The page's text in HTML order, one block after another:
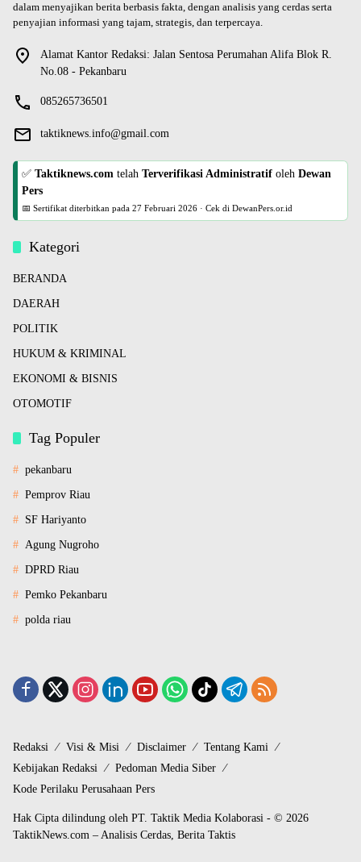
dalam menyajikan berita berbasis fakta, dengan analisis yang cerdas serta
penyajian informasi yang tajam, strategis, dan terpercaya.
Alamat Kantor Redaksi: Jalan Sentosa Perumahan Alifa Blok R.
No.08 - Pekanbaru
085265736501
taktiknews.info@gmail.com
✅ Taktiknews.com telah Terverifikasi Administratif oleh Dewan
Pers
📅 Sertifikat diterbitkan pada 27 Februari 2026 · Cek di DewanPers.or.id
Kategori
BERANDA
DAERAH
POLITIK
HUKUM & KRIMINAL
EKONOMI & BISNIS
OTOMOTIF
Tag Populer
pekanbaru
Pemprov Riau
SF Hariyanto
Agung Nugroho
DPRD Riau
Pemko Pekanbaru
polda riau
Redaksi Visi & Misi Disclaimer
Tentang Kami
Kebijakan Redaksi
Pedoman Media Siber
Kode Perilaku Perusahaan Pers
Hak Cipta dilindung oleh PT. Taktik Media Kolaborasi - © 2026
TaktikNews.com – Analisis Cerdas, Berita Taktis